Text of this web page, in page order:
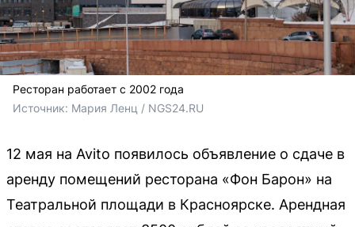
Ресторан работает с 2002 года
Источник: Мария Ленц / NGS24.RU
12 мая на Avito появилось объявление о сдаче в
аренду помещений ресторана «Фон Барон» на
Театральной площади в Красноярске. Арендная